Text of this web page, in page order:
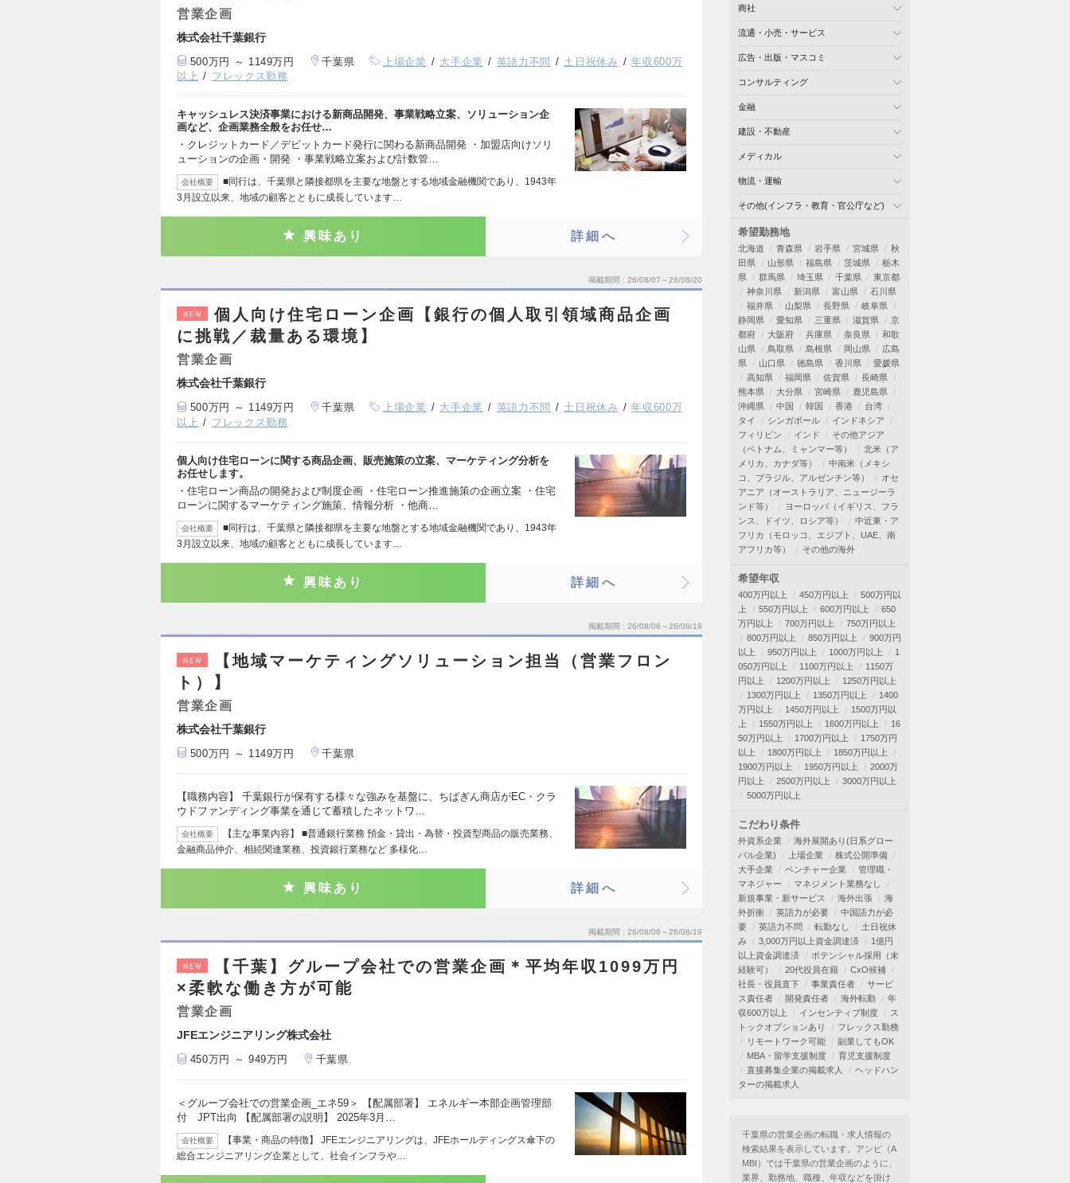
営業企画
株式会社千葉銀行
500万円 ～ 1149万円 千葉県 上場企業 大手企業 英語力不問 土日祝休み
年収600万
以上
フレックス勤務
キャッシュレス決済事業における新商品開発、事業戦略立案、ソリューション企
画など、企画業務全般をお任せ…
・クレジットカード／デビットカード発行に関わる新商品開発 ・加盟店向けソリ
ューションの企画・開発 ・事業戦略立案および計数管…
会社概要
■同行は、千葉県と隣接都県を主要な地盤とする地域金融機関であり、1943年
3月設立以来、地域の顧客とともに成長しています…
興味あり 詳細へ
掲載期間 26/08/07～26/08/20
NEW
個人向け住宅ローン企画【銀行の個人取引領域商品企画
に挑戦／裁量ある環境】
営業企画
株式会社千葉銀行
500万円 ～ 1149万円 千葉県 上場企業 大手企業 英語力不問 土日祝休み
年収600万
以上
フレックス勤務
個人向け住宅ローンに関する商品企画、販売施策の立案、マーケティング分析を
お任せします。
・住宅ローン商品の開発および制度企画 ・住宅ローン推進施策の企画立案 ・住宅
ローンに関するマーケティング施策、情報分析 ・他商…
会社概要
■同行は、千葉県と隣接都県を主要な地盤とする地域金融機関であり、1943年
3月設立以来、地域の顧客とともに成長しています…
興味あり 詳細へ
掲載期間 26/08/06～26/08/19
NEW
【地域マーケティングソリューション担当（営業フロン
ト）】
営業企画
株式会社千葉銀行
500万円 ～ 1149万円 千葉県
【職務内容】 千葉銀行が保有する様々な強みを基盤に、ちばぎん商店がEC・クラ
ウドファンディング事業を通じて蓄積したネットワ…
会社概要
【主な事業内容】 ■普通銀行業務 預金・貸出・為替・投資型商品の販売業務、
金融商品仲介、相続関連業務、投資銀行業務など 多様化…
興味あり 詳細へ
掲載期間 26/08/06～26/08/19
NEW
【千葉】グループ会社での営業企画＊平均年収1099万円
×柔軟な働き方が可能
営業企画
JFEエンジニアリング株式会社
450万円 ～ 949万円 千葉県
＜グループ会社での営業企画_エネ59＞ 【配属部署】 エネルギー本部企画管理部
付 JPT出向 【配属部署の説明】 2025年3月…
会社概要
【事業・商品の特徴】 JFEエンジニアリングは、JFEホールディングス傘下の
総合エンジニアリング企業として、社会インフラや…
商社
流通・小売・サービス
広告・出版・マスコミ
コンサルティング
金融
建設・不動産
メディカル
物流・運輸
その他(インフラ・教育・官公庁など)
希望勤務地
北海道 青森県 岩手県 宮城県
秋
田県
山形県 福島県 茨城県
栃木
県
群馬県 埼玉県 千葉県
東京都
神奈川県
新潟県 富山県
石川県
福井県
山梨県 長野県
岐阜県
静岡県
愛知県 三重県 滋賀県
京
都府
大阪府 兵庫県 奈良県
和歌
山県
鳥取県 島根県 岡山県
広島
県
山口県 徳島県 香川県
愛媛県
高知県
福岡県 佐賀県
長崎県
熊本県
大分県 宮崎県
鹿児島県
沖縄県
中国 韓国 香港
台湾
タイ
シンガポール
インドネシア
フィリピン
インド
その他アジア
（ベトナム、ミャンマー等）
北米（ア
メリカ、カナダ等）
中南米（メキシ
コ、ブラジル、アルゼンチン等）
オセ
アニア（オーストラリア、ニュージーラ
ンド等）
ヨーロッパ（イギリス、フラ
ンス、ドイツ、ロシア等）
中近東・ア
フリカ（モロッコ、エジプト、UAE、南
アフリカ等）
その他の海外
希望年収
400万円以上 450万円以上
500万円以
上
550万円以上 600万円以上
650
万円以上
700万円以上
750万円以上
800万円以上
850万円以上
900万円
以上
950万円以上 1000万円以上
1
050万円以上
1100万円以上
1150万
円以上
1200万円以上
1250万円以上
1300万円以上
1350万円以上
1400
万円以上
1450万円以上
1500万円以
上
1550万円以上 1600万円以上
16
50万円以上
1700万円以上
1750万円
以上
1800万円以上
1850万円以上
1900万円以上
1950万円以上
2000万
円以上
2500万円以上
3000万円以上
5000万円以上
こだわり条件
外資系企業
海外展開あり(日系グロー
バル企業)
上場企業
株式公開準備
大手企業
ベンチャー企業
管理職・
マネジャー
マネジメント業務なし
新規事業・新サービス
海外出張
海
外折衝
英語力が必要
中国語力が必
要
英語力不問 転勤なし
土日祝休
み
3,000万円以上資金調達済
1億円
以上資金調達済
ポテンシャル採用（未
経験可）
20代役員在籍
CxO候補
社長・役員直下
事業責任者
サービ
ス責任者
開発責任者 海外転勤
年
収600万以上
インセンティブ制度
ス
トックオプションあり
フレックス勤務
リモートワーク可能
副業してもOK
MBA・留学支援制度
育児支援制度
直接募集企業の掲載求人
ヘッドハン
ターの掲載求人
千葉県の営業企画の転職・求人情報の
検索結果を表示しています。アンビ（A
MBI）では千葉県の営業企画のように、
業界、勤務地、職種、年収などを掛け